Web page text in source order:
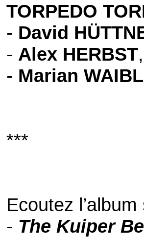
TORPEDO
- David
- Alex HERBST
- Marian WAIBL
***
Ecoutez
- The Kuiper